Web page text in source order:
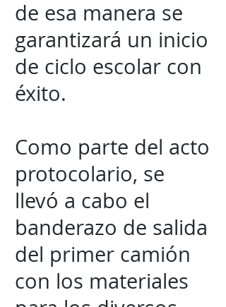
de esa manera se
garantizará un inicio
de ciclo escolar con
éxito.
Como parte del acto
protocolario, se
llevó a cabo el
banderazo de salida
del primer camión
con los materiales